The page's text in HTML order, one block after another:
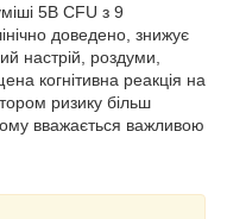
5B CFU з 9
доведено, знижує
настрій, роздуми,
когнітивна реакція на
ризику більш
вважається важливою